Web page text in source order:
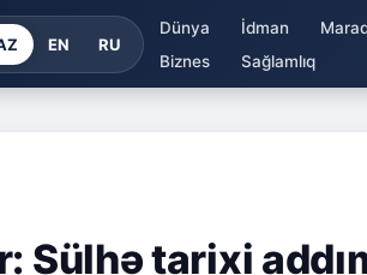
EN RU
Dünya İdman
Biznes
Sağlamlıq
Sülhə tarixi